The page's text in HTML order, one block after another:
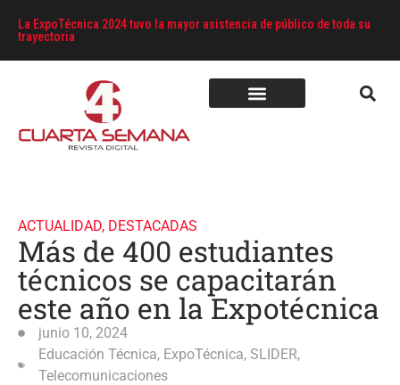
La ExpoTécnica 2024 tuvo la mayor asistencia de público de toda su
trayectoria
ACTUALIDAD, DESTACADAS
Más de 400 estudiantes
técnicos se capacitarán
este año en la Expotécnica
junio 10, 2024
Educación Técnica, ExpoTécnica, SLIDER,
Telecomunicaciones